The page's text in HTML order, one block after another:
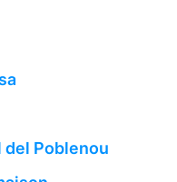
del Poblenou